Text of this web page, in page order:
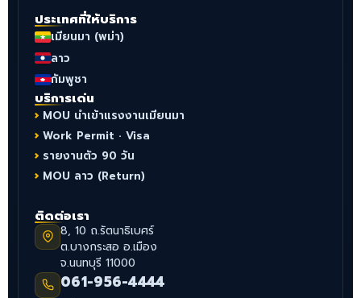
ประเทศที่ให้บริการ
เมียนมา (พม่า)
ลาว
กัมพูชา
บริการเด่น
MOU นำเข้าแรงงานเมียนมา
Work Permit · Visa
รายงานตัว 90 วัน
MOU ลาว (Return)
ติดต่อเรา
8, 10 ถ.รัตนาธิเบศร์
ต.บางกระสอ อ.เมือง
จ.นนทบุรี 11000
061-956-4444